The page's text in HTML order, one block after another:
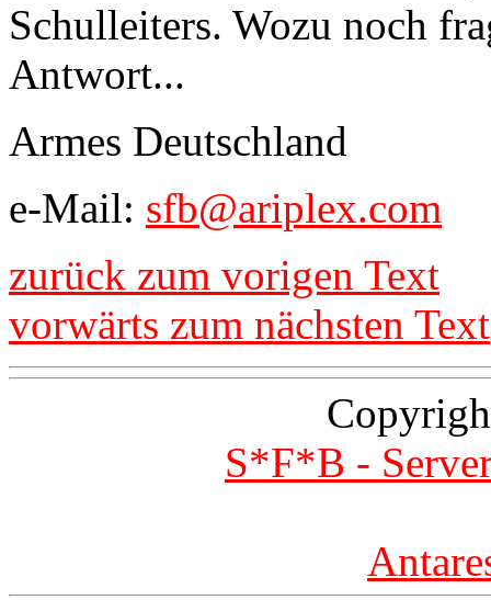
Schulleiters. Wozu noch
Antwort...
Armes Deutschland
e-Mail: sfb@ariplex.com
zurück zum vorigen Text
vorwärts zum nächsten Text
S*F*B -